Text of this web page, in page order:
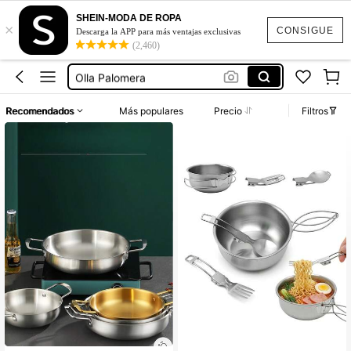
CONSIGUE
×
SHEIN-MODA DE ROPA
Descarga la APP para más ventajas exclusivas
(2,460)
Ollas Para Camping
Olla Para Palomitas
Olla Palomera
Ollas Para Camping
Recomendados Más populares Precio Filtros